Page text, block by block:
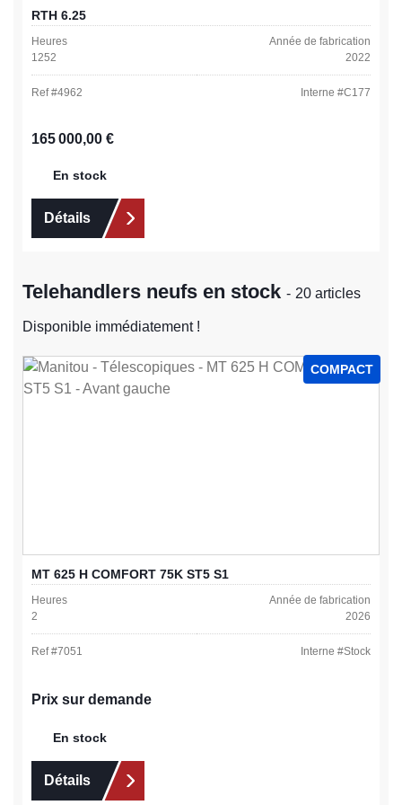
RTH 6.25
Heures
1252
Année de fabrication
2022
Ref #4962 Interne #C177
Prix régulier :
165 000,00 €
En stock
Détails
Telehandlers neufs en stock- 20 articles
Disponible immédiatement !
COMPACT
MT 625 H COMFORT 75K ST5 S1
Heures
2
Année de fabrication
2026
Ref #7051 Interne #Stock
Prix sur demande
En stock
Détails